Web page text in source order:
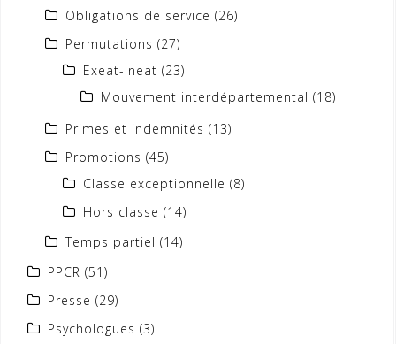
Obligations de service (26)
Permutations (27)
Exeat-Ineat (23)
Mouvement interdépartemental (18)
Primes et indemnités (13)
Promotions (45)
Classe exceptionnelle (8)
Hors classe (14)
Temps partiel (14)
PPCR (51)
Presse (29)
Psychologues (3)